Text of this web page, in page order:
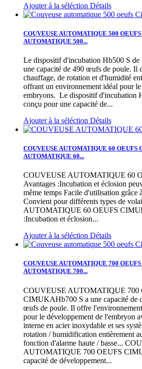
Ajouter à la séléction Détails
COUVEUSE AUTOMATIQUE 500
AUTOMATIQUE 500...
Le dispositif d'incubation Hb500 S de
une capacité de 490 œufs de poule. Il
chauffage, de rotation et d'humidité
offrant un environnement idéal pour
embryons. Le dispositif d'incubation
conçu pour une capacité de...
Ajouter à la séléction Détails
COUVEUSE AUTOMATIQUE 60 OEUFS
AUTOMATIQUE 60...
COUVEUSE AUTOMATIQUE 60
Avantages :Incubation et éclosion
même temps Facile d'utilisation grâce
Convient pour différents types de
AUTOMATIQUE 60 OEUFS
:Incubation et éclosion...
Ajouter à la séléction Détails
COUVEUSE AUTOMATIQUE 700
AUTOMATIQUE 700...
COUVEUSE AUTOMATIQUE 700
CIMUKAHb700 S a une capacité de
œufs de poule. Il offre
pour le développement de l'embryon
interne en acier inoxydable et ses
rotation / humidification entièrement
fonction d'alarme haute / basse...
AUTOMATIQUE 700 OEUFS
capacité de développement...